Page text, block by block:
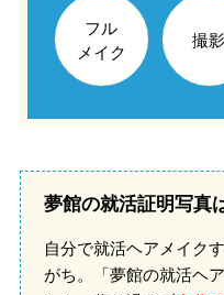
フル
メイク
撮影
夢館の就活証明写真
自分で就活ヘアメイク
がち。
「夢館の就活ヘ